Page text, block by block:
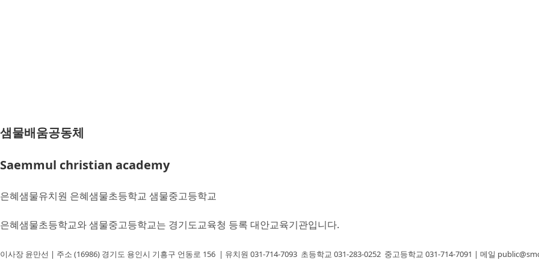
샘물배움공동체
Saemmul christian academy
은혜샘물유치원 은혜샘물초등학교 샘물중고등학교
은혜샘물초등학교와 샘물중고등학교는 경기도교육청 등록 대안교육기관입니다.
이사장 윤만선 | 주소 (16986) 경기도 용인시 기흥구 언동로 156 | 유치원 031-714-7093 초등학교 031-283-0252 중고등학교 031-714-7091 | 메일